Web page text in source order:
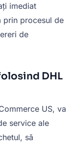
imediat
prin procesul de
de
DHL
US, va
service ale
să